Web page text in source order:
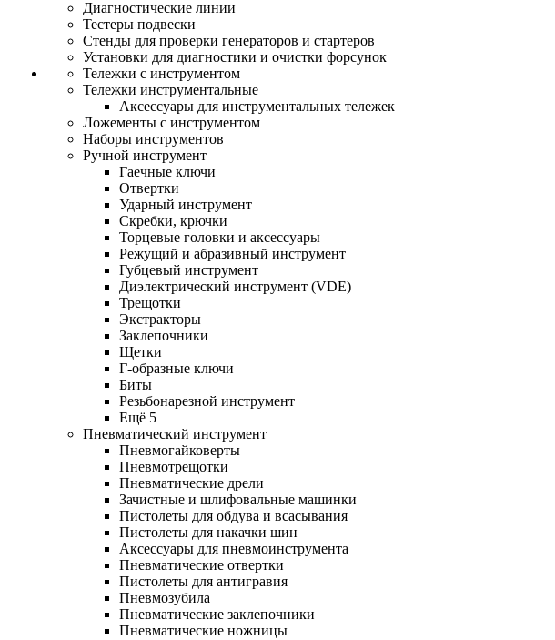
Диагностические линии
Тестеры подвески
Стенды для проверки генераторов и стартеров
Установки для диагностики и очистки форсунок
Тележки с инструментом
Тележки инструментальные
Аксессуары для инструментальных тележек
Ложементы с инструментом
Наборы инструментов
Ручной инструмент
Гаечные ключи
Отвертки
Ударный инструмент
Скребки, крючки
Торцевые головки и аксессуары
Режущий и абразивный инструмент
Губцевый инструмент
Диэлектрический инструмент (VDE)
Трещотки
Экстракторы
Заклепочники
Щетки
Г-образные ключи
Биты
Резьбонарезной инструмент
Ещё 5
Пневматический инструмент
Пневмогайковерты
Пневмотрещотки
Пневматические дрели
Зачистные и шлифовальные машинки
Пистолеты для обдува и всасывания
Пистолеты для накачки шин
Аксессуары для пневмоинструмента
Пневматические отвертки
Пистолеты для антигравия
Пневмозубила
Пневматические заклепочники
Пневматические ножницы